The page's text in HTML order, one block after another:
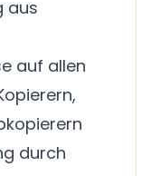
aus
auf allen
durch